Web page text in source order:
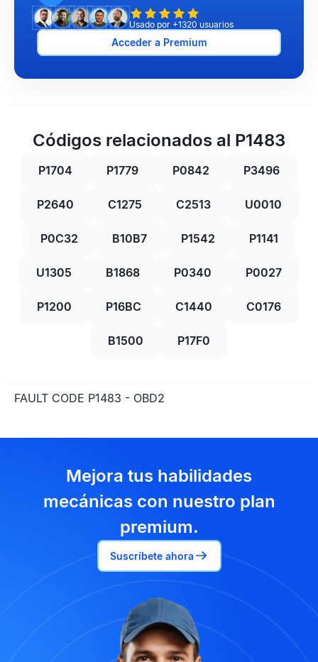
Usado por +1320 usuarios
Acceder a Premium
Códigos relacionados al P1483
P1704 P1779 P0842 P3496
P2640 C1275 C2513 U0010
P0C32 B10B7 P1542 P1141
U1305 B1868 P0340 P0027
P1200 P16BC C1440 C0176
B1500 P17F0
FAULT CODE P1483 - OBD2
Mejora tus habilidades
mecánicas con nuestro plan
premium.
Suscríbete ahora